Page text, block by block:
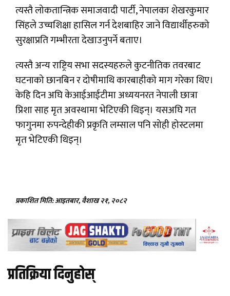
त्यस्तै लोकतान्त्रिक समाजवादी पार्टी, नेपालका शेखरकुमार
सिंहले उच्चशिक्षा हासिल गर्न देशबाहिर जाने विद्यार्थीहरुको
सुरक्षाप्रति गम्भीरता देखाउनुपर्ने बताए।
त्यस्तै अन्य राष्ट्रिय सभा सदस्यहरुले कुटनीतिक तवरबाट
घटनाको छानबिन र दोषीमाथि कारबाहीको माग गरेका थिए।
केहि दिन अघि केआईआईटीमा अध्ययनरत नेपाली छात्रा
प्रिशा साह मृत अवस्थामा भेटिएकी थिइन्। यसअघि गत
फागुनमा रुपन्देहीकी प्रकृति लम्साल पनि सोही होस्टलमा
मृत भेटिएकी थिइन्।
प्रकाशित मिति: आइतबार, वैशाख २१, २०८२
प्रतिक्रिया दिनुहोस्